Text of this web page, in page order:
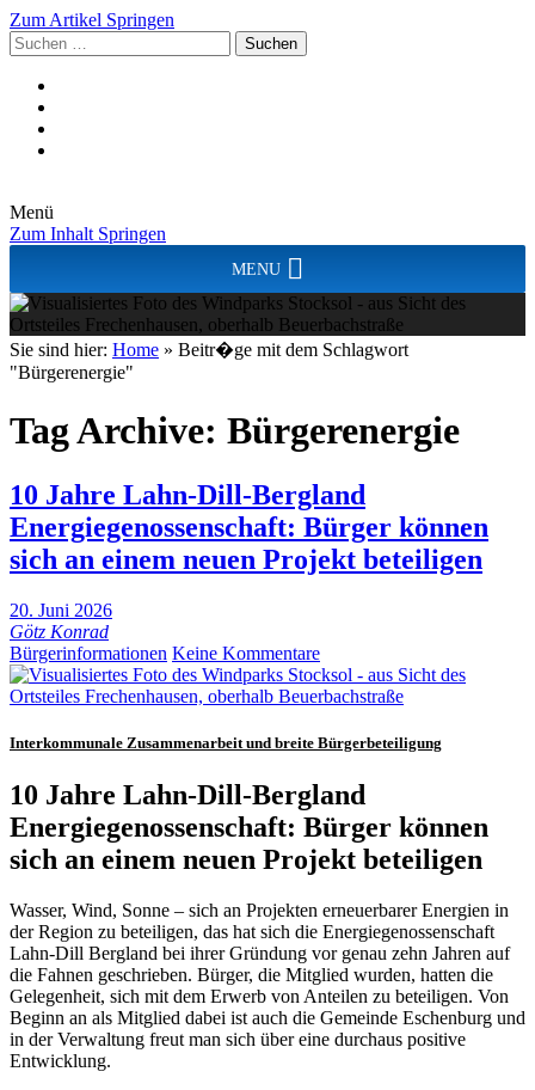
Zum Artikel Springen
Suchen
nach:
Menü
Zum Inhalt Springen
MENU
Sie sind hier: Home » Beitr�ge mit dem Schlagwort
"Bürgerenergie"
Tag Archive: Bürgerenergie
10 Jahre Lahn-Dill-Bergland
Energiegenossenschaft: Bürger können
sich an einem neuen Projekt beteiligen
20. Juni 2026
Götz Konrad
Bürgerinformationen Keine Kommentare
Interkommunale Zusammenarbeit und breite Bürgerbeteiligung
10 Jahre Lahn-Dill-Bergland
Energiegenossenschaft: Bürger können
sich an einem neuen Projekt beteiligen
Wasser, Wind, Sonne – sich an Projekten erneuerbarer Energien in
der Region zu beteiligen, das hat sich die Energiegenossenschaft
Lahn-Dill Bergland bei ihrer Gründung vor genau zehn Jahren auf
die Fahnen geschrieben. Bürger, die Mitglied wurden, hatten die
Gelegenheit, sich mit dem Erwerb von Anteilen zu beteiligen. Von
Beginn an als Mitglied dabei ist auch die Gemeinde Eschenburg und
in der Verwaltung freut man sich über eine durchaus positive
Entwicklung.